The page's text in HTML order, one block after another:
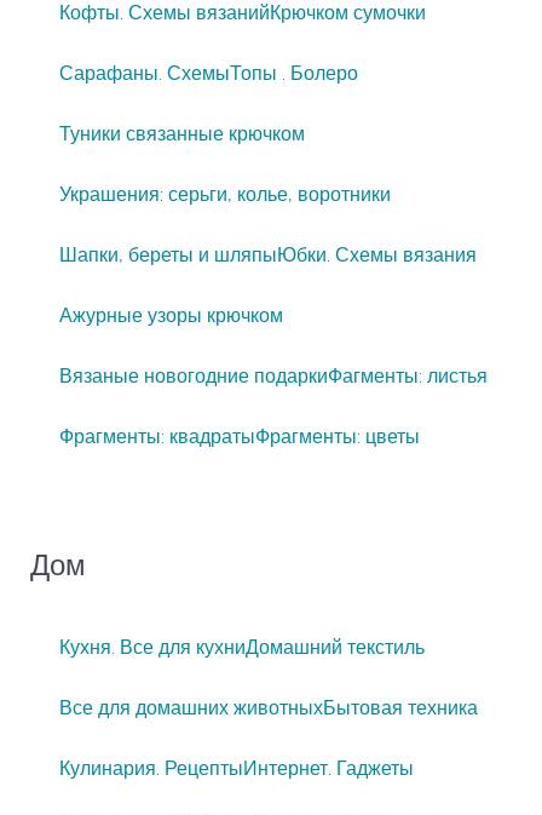
Кофты. Схемы вязанийКрючком сумочки
Сарафаны. СхемыТопы . Болеро
Туники связанные крючком
Украшения: серьги, колье, воротники
Шапки, береты и шляпыЮбки. Схемы вязания
Ажурные узоры крючком
Вязаные новогодние подаркиФагменты: листья
Фрагменты: квадратыФрагменты: цветы
Дом
Кухня. Все для кухниДомашний текстиль
Все для домашних животныхБытовая техника
Кулинария. РецептыИнтернет. Гаджеты